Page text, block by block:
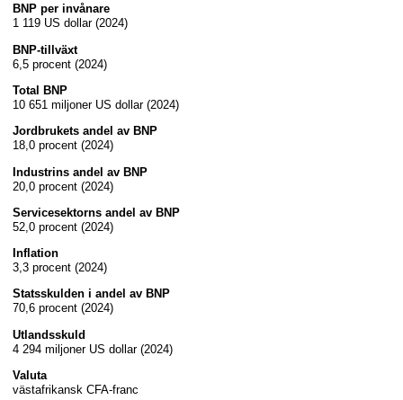
BNP per invånare
1 119 US dollar (2024)
BNP-tillväxt
6,5 procent (2024)
Total BNP
10 651 miljoner US dollar (2024)
Jordbrukets andel av BNP
18,0 procent (2024)
Industrins andel av BNP
20,0 procent (2024)
Servicesektorns andel av BNP
52,0 procent (2024)
Inflation
3,3 procent (2024)
Statsskulden i andel av BNP
70,6 procent (2024)
Utlandsskuld
4 294 miljoner US dollar (2024)
Valuta
västafrikansk CFA-franc